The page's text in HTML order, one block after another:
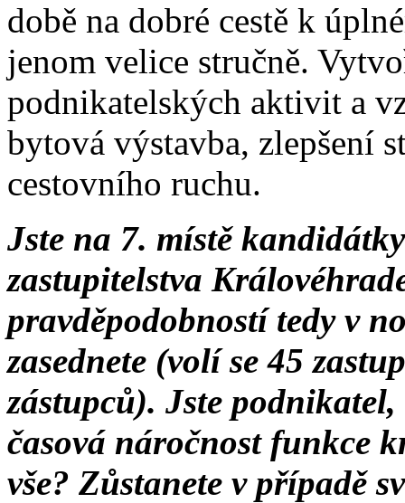
době na dobré cestě k
jenom velice stručně.
podnikatelských aktivit a
bytová výstavba, zlepšení
cestovního ruchu.
Jste na 7. místě
zastupitelstva
pravděpodobností tedy v
zasednete (volí se 45
zástupců). Jste
časová náročnost funkce
vše? Zůstanete v případě